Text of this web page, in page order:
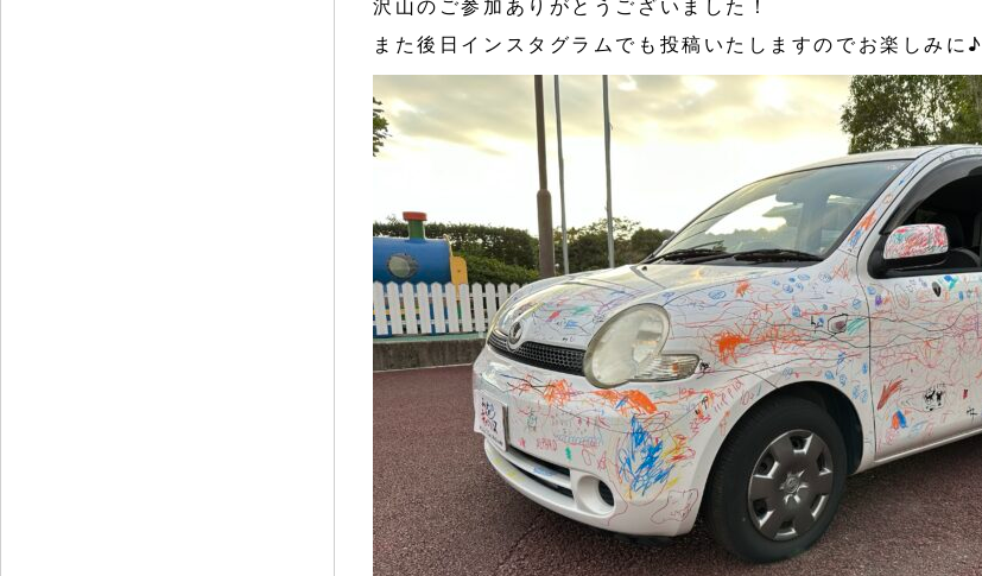
沢山のご参加ありがとうございました！
また後日インスタグラムでも投稿いたしますのでお楽しみに♪